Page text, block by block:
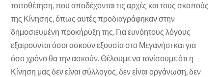
τοποθέτηση, που αποδέχονται τις αρχές και τους σκοπούς
της Κίνησης, όπως αυτές προδιαγράφηκαν στην
δημοσιευμένη προκήρυξη της. Για ευνόητους λόγους
εξαιρούνται όσοι ασκούν εξουσία στο Μεγανήσι και για
όσο χρόνο θα την ασκούν. Θέλουμε να τονίσουμε ότι η
Κίνηση μας δεν είναι σύλλογος, δεν είναι οργάνωση, δεν